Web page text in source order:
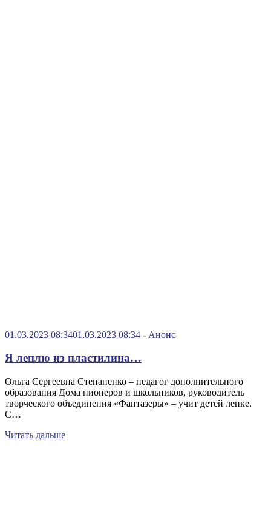
01.03.2023 08:3401.03.2023 08:34 - Анонс
Я леплю из пластилина…
Ольга Сергеевна Степаненко – педагог дополнительного
образования Дома пионеров и школьников, руководитель
творческого объединения «Фантазеры» – учит детей лепке.
С…
Читать дальше